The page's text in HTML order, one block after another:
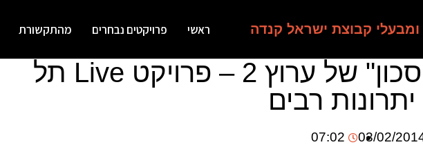
ומבעלי קבוצת ישראל קנדה ראשי פרויקטים נבחרים מהתקשורת
"תכנית חיסכון" של ערוץ 2 – פרויקט Live תל
רבים
03/02/
07:02